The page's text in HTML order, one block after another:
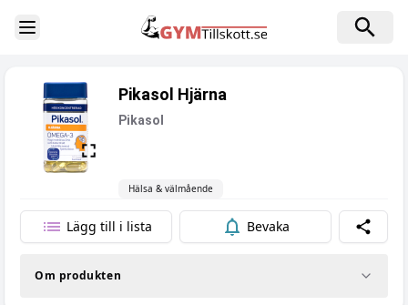
Toggle Sidebar
Pikasol Hjärna
Pikasol
Hälsa & välmående
Lägg till i lista Bevaka Dela
Om produkten